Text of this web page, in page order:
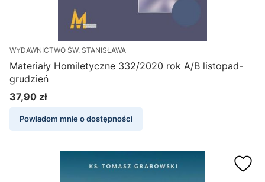
WYDAWNICTWO ŚW. STANISŁAWA
Materiały Homiletyczne 332/2020 rok A/B listopad-
grudzień
Cena
37,90 zł
Powiadom mnie o dostępności